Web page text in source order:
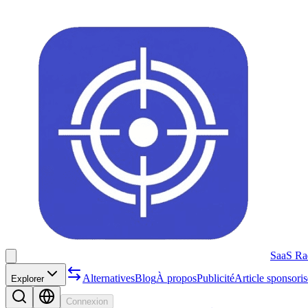
SaaS
Explorer AlternativesBlogÀ proposPublicitéArticle
Connexion